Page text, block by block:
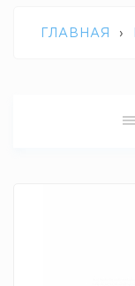
ГЛАВНАЯ ›